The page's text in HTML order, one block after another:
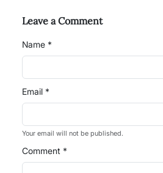
Leave a Comment
Name *
Email *
Your email will not be published.
Comment *